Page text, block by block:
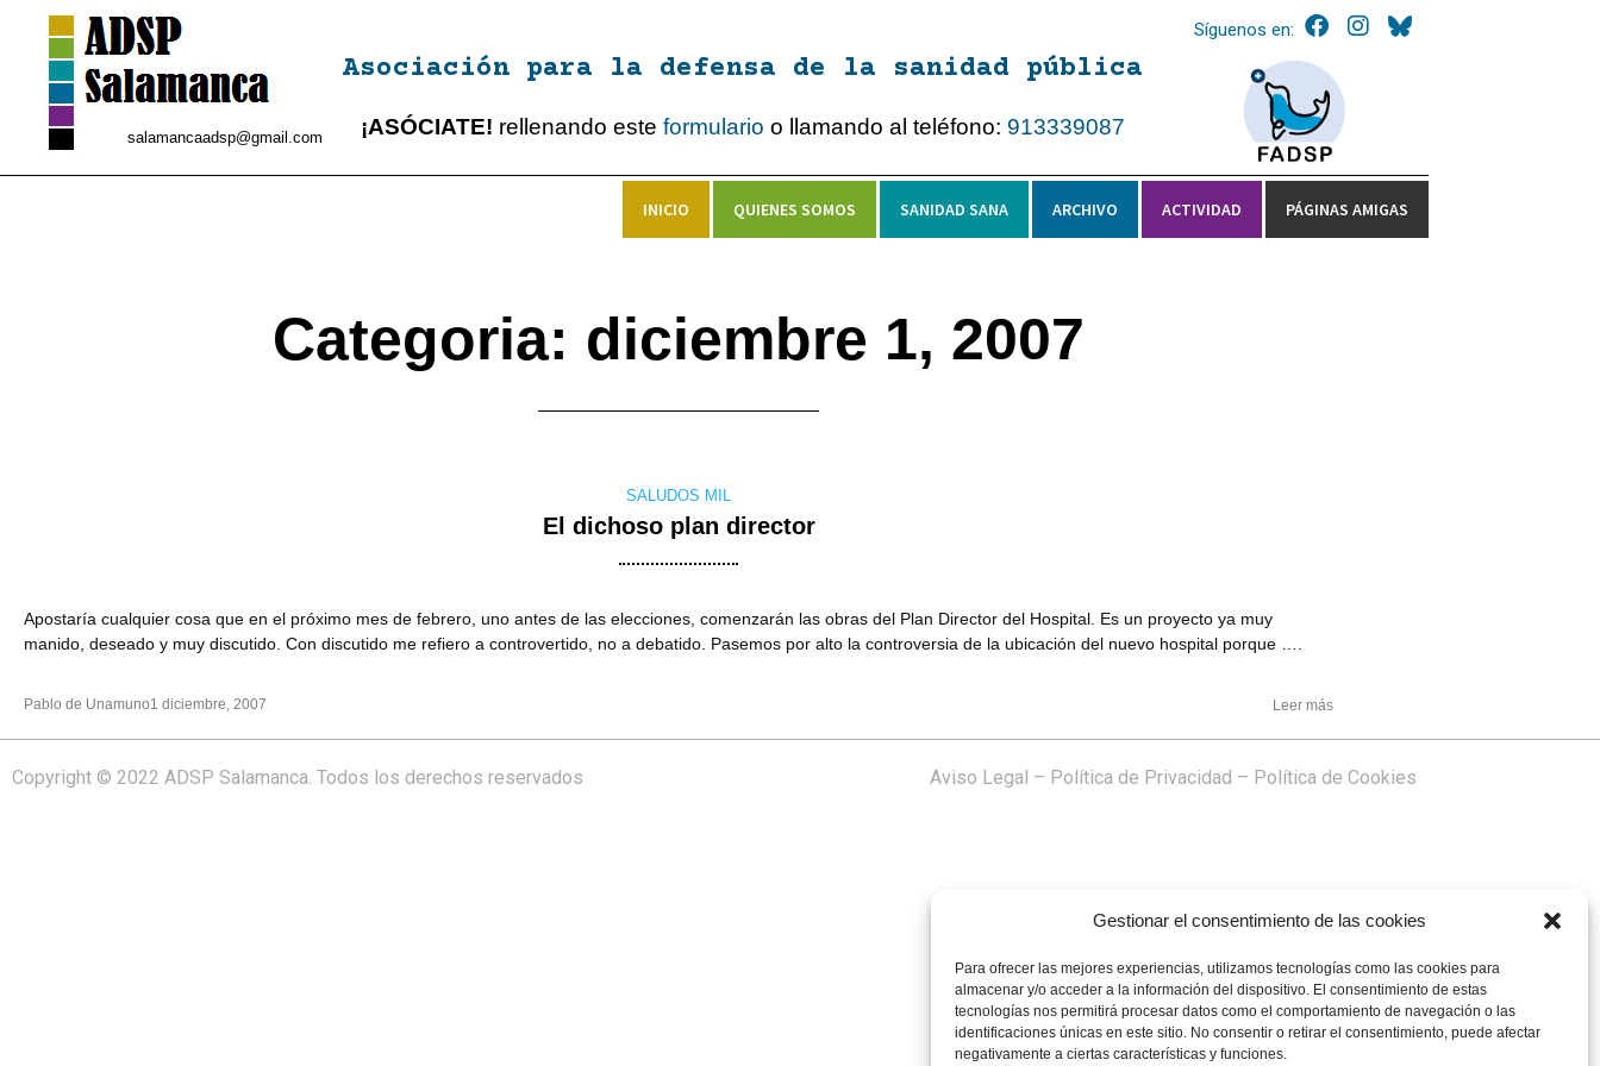
Gestionar el consentimiento de las cookies
Para ofrecer las mejores experiencias, utilizamos tecnologías como las cookies para
almacenar y/o acceder a la información del dispositivo. El consentimiento de estas
tecnologías nos permitirá procesar datos como el comportamiento de navegación o las
identificaciones únicas en este sitio. No consentir o retirar el consentimiento, puede afectar
negativamente a ciertas características y funciones.
salamancaadsp@gmail.com
Asociación para la defensa de la sanidad pública
¡ASÓCIATE! rellenando esteformulario o llamando al teléfono: 913339087
Síguenos en:
INICIO QUIENES SOMOS SANIDAD SANA ARCHIVO ACTIVIDAD PÁGINAS AMIGAS
Categoria: diciembre 1, 2007
SALUDOS MIL
El dichoso plan director
Apostaría cualquier cosa que en el próximo mes de febrero, uno antes de las elecciones, comenzarán las obras del Plan Director del Hospital. Es un proyecto ya muy
manido, deseado y muy discutido. Con discutido me refiero a controvertido, no a debatido. Pasemos por alto la controversia de la ubicación del nuevo hospital porque ….
Pablo de Unamuno1 diciembre, 2007 Leer más
Copyright © 2022 ADSP Salamanca. Todos los derechos reservados Aviso Legal – Política de Privacidad – Política de Cookies